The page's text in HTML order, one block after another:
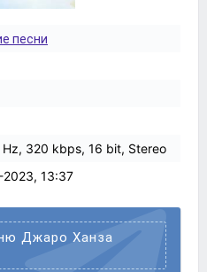
песни
320 kbps, 16 bit, Stereo
13:37
Джаро Ханза